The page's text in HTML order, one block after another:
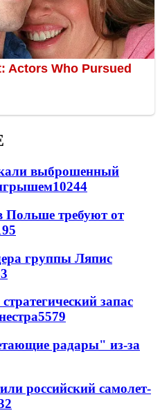
выброшенный
10244
Польше требуют от
группы Ляпис
запас
5579
радары" из-за
российский самолет-